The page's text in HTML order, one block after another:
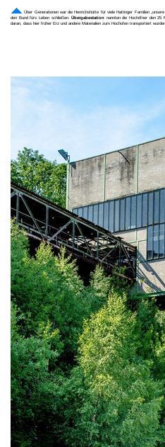
Über Generationen war die Henrichshütte für viele Hattinger Familien
den Bund fürs Leben schließen.
Übergabestation nannten die Hochöfner den 25
daran, dass hier früher Erz und andere Materialien zum Hochofen transportiert